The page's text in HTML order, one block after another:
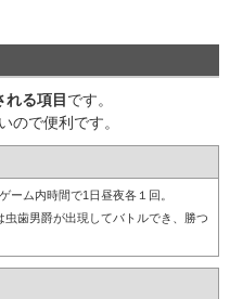
る項目 です。
ので便利です。
ーム内時間で1日昼夜各１回。
虫歯男爵が出現してバトルでき、勝つ